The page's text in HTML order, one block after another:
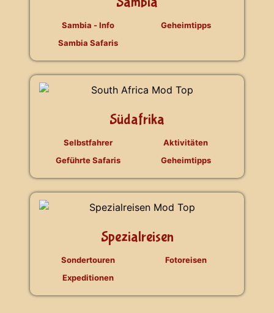
Sambia - Info
Sambia Safaris
Geheimtipps
Südafrika
Selbstfahrer
Geführte Safaris
Aktivitäten
Geheimtipps
Spezialreisen
Sondertouren
Expeditionen
Fotoreisen